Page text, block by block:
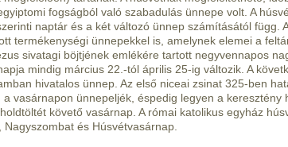
fogságból való szabadulás ünnepe volt. A
naptár és a két változó ünnep számításától függ.
termékenységi ünnepekkel is, amelynek elemei a
sivatagi böjtjének emlékére tartott negyvennapos
mindig március 22.-tól április 25-ig változik. A
hivatalos ünnep. Az első niceai zsinat 325-ben
vasárnapon ünnepeljék, éspedig legyen a keresztény
követő vasárnap. A római katolikus egyház
és Húsvétvasárnap.